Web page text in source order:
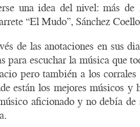
una idea del nivel: más
“El Mudo”, Sánchez
de las anotaciones en sus
para escuchar la música que
pero también a los
están los mejores músicos
aficionado y no debía